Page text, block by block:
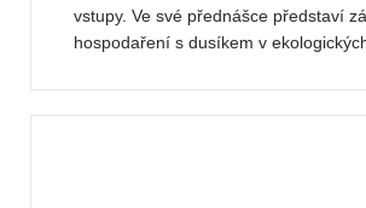
vstupy. Ve své přednášce představí
hospodaření s dusíkem v
konvenčním a ekologickém
dusíku po pícninářských a zrnových
bramborách a možnosti využití